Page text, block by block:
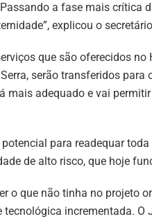
a fase mais crítica
explicou o
que são oferecidos
serão transferidos
mais adequado e vai
para readequar
de alto risco, que hoje
o que não tinha no projeto
incrementada. O